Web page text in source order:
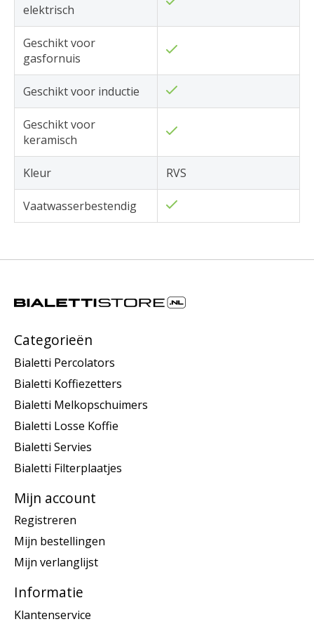
elektrisch
Geschikt voor
gasfornuis
Geschikt voor inductie
Geschikt voor
keramisch
Kleur RVS
Vaatwasserbestendig
Categorieën
Bialetti Percolators
Bialetti Koffiezetters
Bialetti Melkopschuimers
Bialetti Losse Koffie
Bialetti Servies
Bialetti Filterplaatjes
Mijn account
Registreren
Mijn bestellingen
Mijn verlanglijst
Informatie
Klantenservice